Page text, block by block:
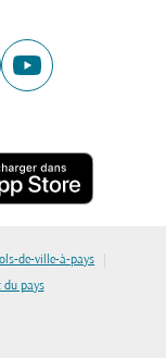
de-ville-à-pays |
du pays